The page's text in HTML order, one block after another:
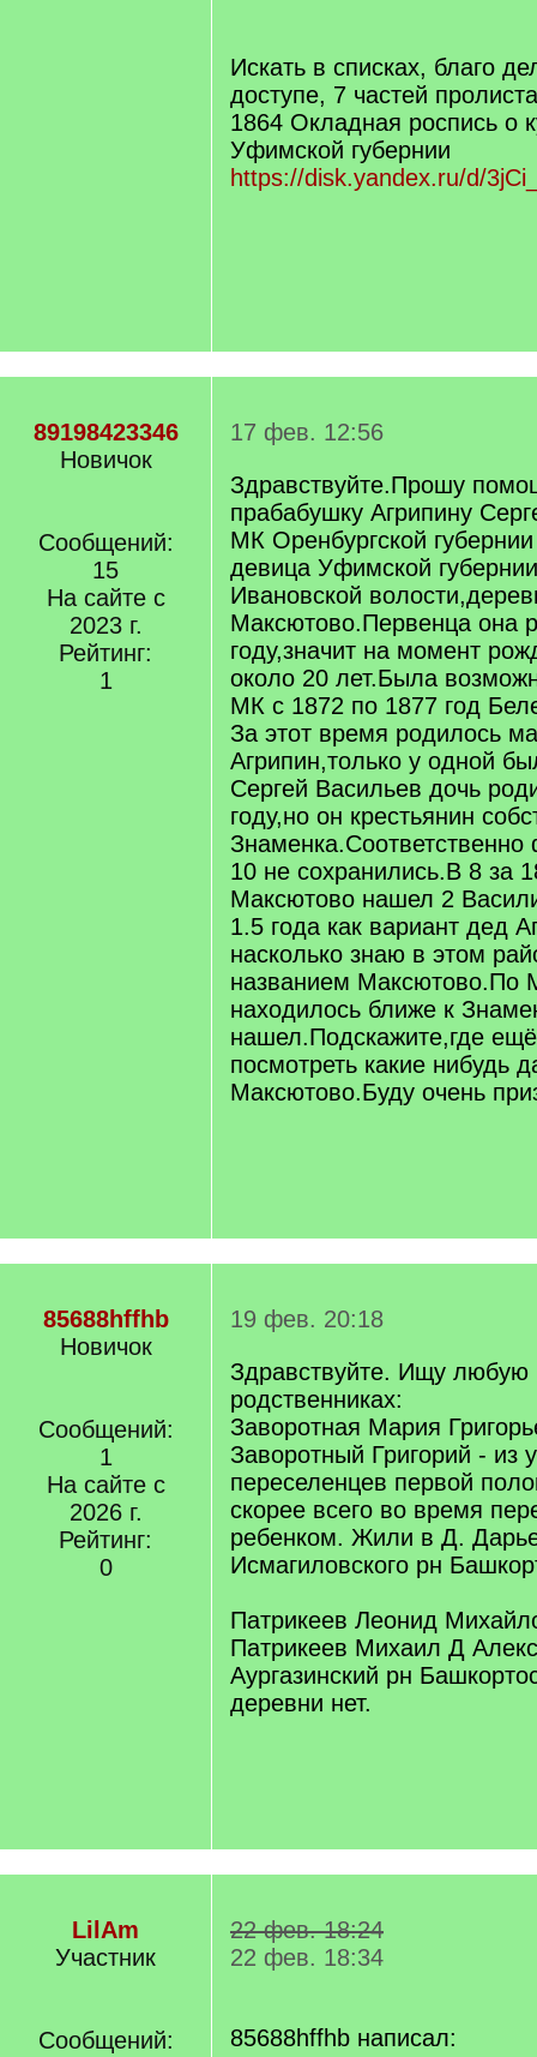
Искать в списках, благо
доступе, 7 частей
1864 Окладная роспись о
Уфимской губернии
https://disk.yandex.ru/d/
89198423346
Новичок
Сообщений:
15
На сайте с
2023 г.
Рейтинг:
1
17 фев. 12:56
Здравствуйте.Прошу
прабабушку Агрипину
МК Оренбургской
девица Уфимской
Ивановской
Максютово.Первенца она
году,значит на момент
около 20 лет.Была
МК с 1872 по 1877 год
За этот время родилось
Агрипин,только у одной
Сергей Васильев дочь
году,но он крестьянин
10 не сохранились.В 8 за
Максютово нашел 2
1.5 года как вариант дед
насколько знаю в этом
названием Максютово.По
находилось ближе к
нашел.Подскажите,где
посмотреть какие нибудь
Максютово.Буду очень
85688hffhb
Новичок
Сообщений:
1
На сайте с
2026 г.
Рейтинг:
0
19 фев. 20:18
Здравствуйте. Ищу
родственниках:
Заворотная Мария
Заворотный Григорий - из
переселенцев первой
скорее всего во время
ребенком. Жили в Д.
Исмагиловского рн
Патрикеев Леонид
Патрикеев Михаил Д
Аургазинский рн
деревни нет.
LilAm
Участник
Сообщений:
22 фев. 18:24
22 фев. 18:34
85688hffhb написал: